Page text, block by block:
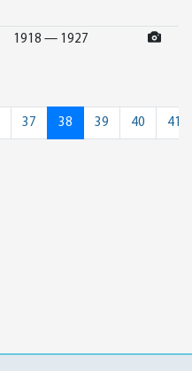
1918 — 1927
37 38 39 40 41